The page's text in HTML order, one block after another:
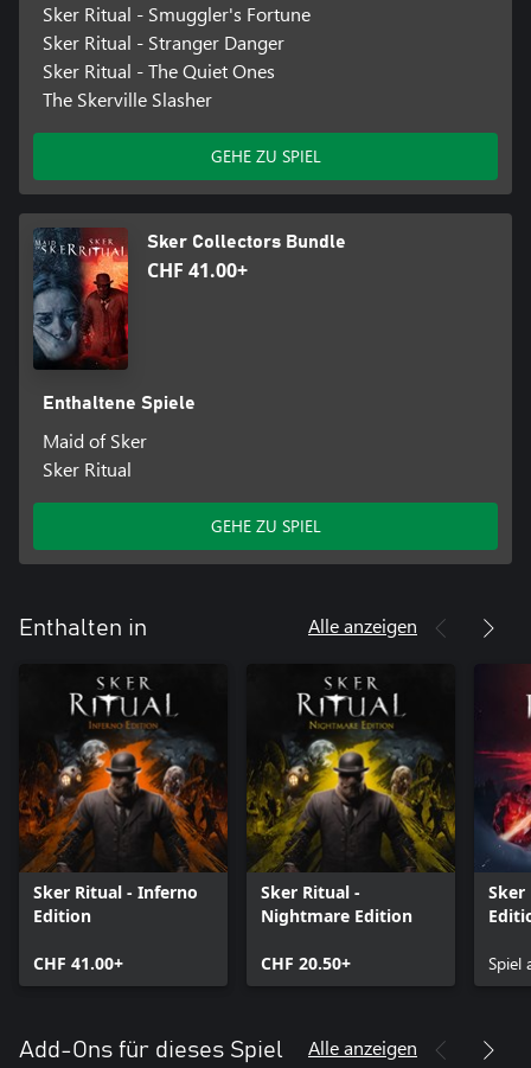
Sker Ritual - Smuggler's Fortune
Sker Ritual - Stranger Danger
Sker Ritual - The Quiet Ones
The Skerville Slasher
GEHE ZU SPIEL
Sker Collectors Bundle
CHF 41.00+
Enthaltene Spiele
Maid of Sker
Sker Ritual
GEHE ZU SPIEL
Enthalten in Alle anzeigen
Sker Ritual - Inferno
Edition
CHF 41.00+
Sker Ritual -
Nightmare Edition
CHF 20.50+ Spiel
Add-Ons für dieses Spiel Alle anzeigen